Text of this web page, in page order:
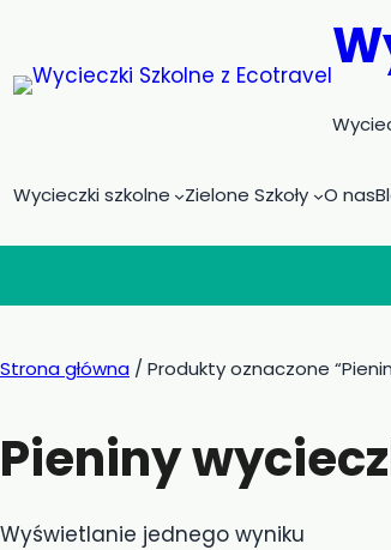
treści
Wycieczki szkolne Zielone Szkoły O nas
Strona główna / Produkty oznaczone
Pieniny
Wyświetlanie jednego wyniku